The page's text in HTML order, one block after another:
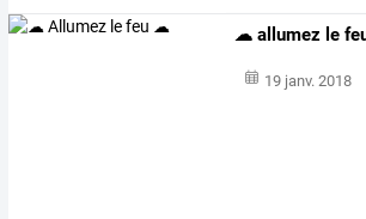
☁ allumez le
19 janv. 2018